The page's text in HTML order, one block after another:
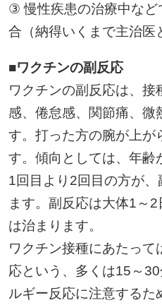
③ 慢性疾患の治療中など
合（納得いくまで主治医
■ワクチンの副反応
ワクチンの副反応は、接
感、倦怠感、関節痛、微
す。打った方の腕が上が
す。傾向としては、年齢
1回目より2回目の方が
ます。副反応は大体1～
は治まります。
ワクチン接種にあたって
応という、多くは15～
ルギー反応に注意する